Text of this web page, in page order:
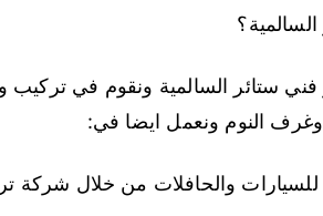
ستائر السالمية ونقوم في تركيب
النوم ونعمل ايضا في:
والحافلات من خلال شركة